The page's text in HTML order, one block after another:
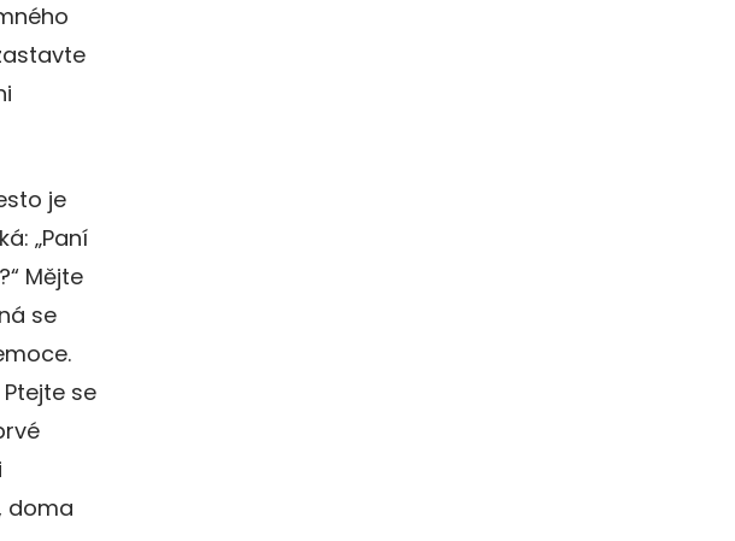
je
„Paní
Mějte
se
se
doma